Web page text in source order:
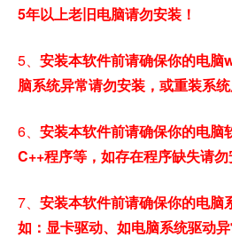
5年以上老旧电脑请勿安装！
5、 安装本软件前请确保你的电脑
脑系统异常请勿安装，或重装系统
6、 安装本软件前请确保你的电脑
C++程序等，如存在程序缺失请勿
7、 安装本软件前请确保你的电脑
如：显卡驱动、如电脑系统驱动异